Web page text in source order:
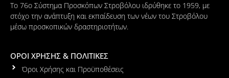
Το 76ο Σύστημα Προσκόπων Στροβόλου ιδρύθηκε το 1959, με
στόχο την ανάπτυξη και εκπαίδευση των νέων του Στροβόλου
μέσω προσκοπικών δραστηριοτήτων.
ΟΡΟΙ ΧΡΗΣΗΣ & ΠΟΛΙΤΙΚΕΣ
Όροι Χρήσης και Προϋποθέσεις